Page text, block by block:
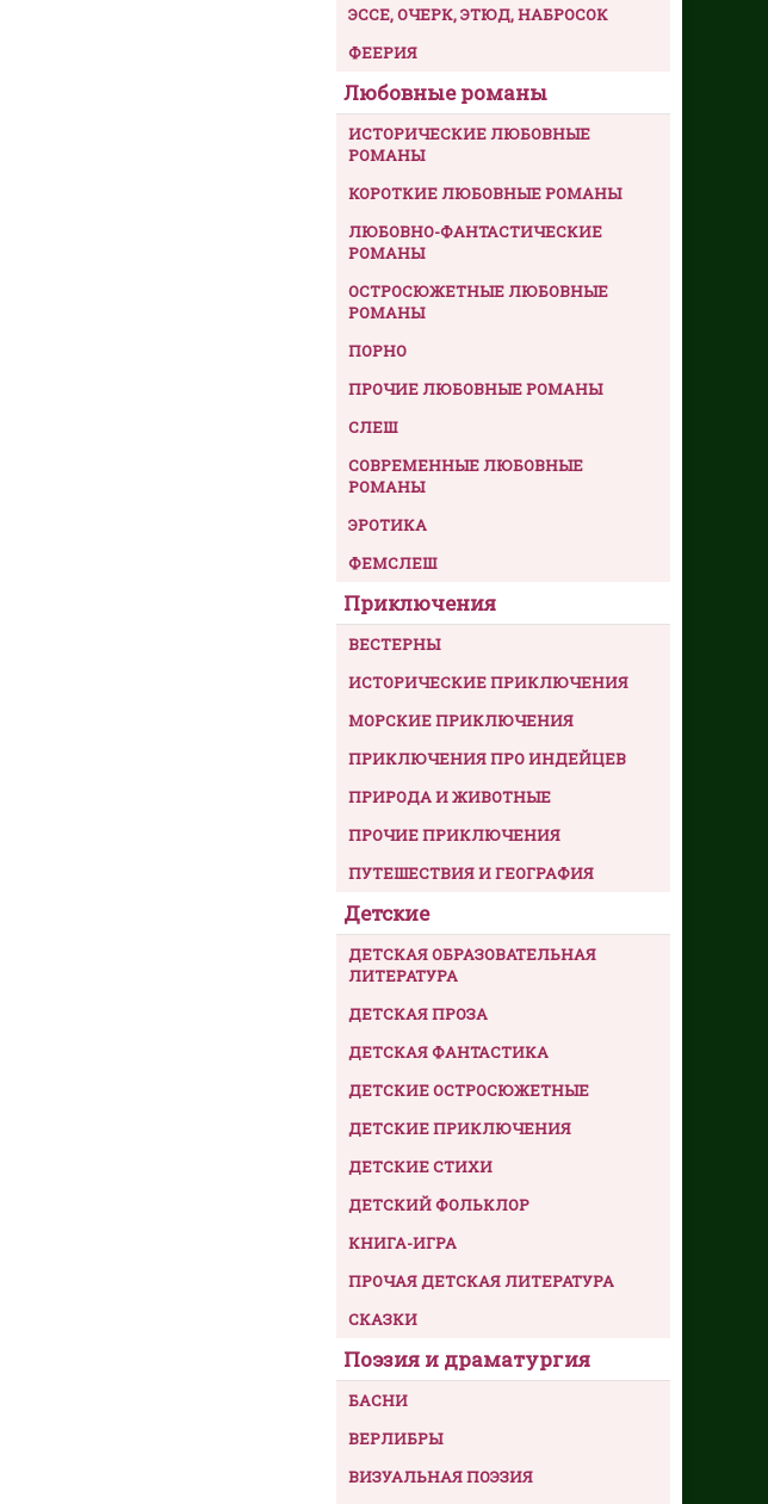
ЭССЕ, ОЧЕРК, ЭТЮД, НАБРОСОК
ФЕЕРИЯ
Любовные романы
ИСТОРИЧЕСКИЕ ЛЮБОВНЫЕ
РОМАНЫ
КОРОТКИЕ ЛЮБОВНЫЕ РОМАНЫ
ЛЮБОВНО-ФАНТАСТИЧЕСКИЕ
РОМАНЫ
ОСТРОСЮЖЕТНЫЕ ЛЮБОВНЫЕ
РОМАНЫ
ПОРНО
ПРОЧИЕ ЛЮБОВНЫЕ РОМАНЫ
СЛЕШ
СОВРЕМЕННЫЕ ЛЮБОВНЫЕ
РОМАНЫ
ЭРОТИКА
ФЕМСЛЕШ
Приключения
ВЕСТЕРНЫ
ИСТОРИЧЕСКИЕ ПРИКЛЮЧЕНИЯ
МОРСКИЕ ПРИКЛЮЧЕНИЯ
ПРИКЛЮЧЕНИЯ ПРО ИНДЕЙЦЕВ
ПРИРОДА И ЖИВОТНЫЕ
ПРОЧИЕ ПРИКЛЮЧЕНИЯ
ПУТЕШЕСТВИЯ И ГЕОГРАФИЯ
Детские
ДЕТСКАЯ ОБРАЗОВАТЕЛЬНАЯ
ЛИТЕРАТУРА
ДЕТСКАЯ ПРОЗА
ДЕТСКАЯ ФАНТАСТИКА
ДЕТСКИЕ ОСТРОСЮЖЕТНЫЕ
ДЕТСКИЕ ПРИКЛЮЧЕНИЯ
ДЕТСКИЕ СТИХИ
ДЕТСКИЙ ФОЛЬКЛОР
КНИГА-ИГРА
ПРОЧАЯ ДЕТСКАЯ ЛИТЕРАТУРА
СКАЗКИ
Поэзия и драматургия
БАСНИ
ВЕРЛИБРЫ
ВИЗУАЛЬНАЯ ПОЭЗИЯ